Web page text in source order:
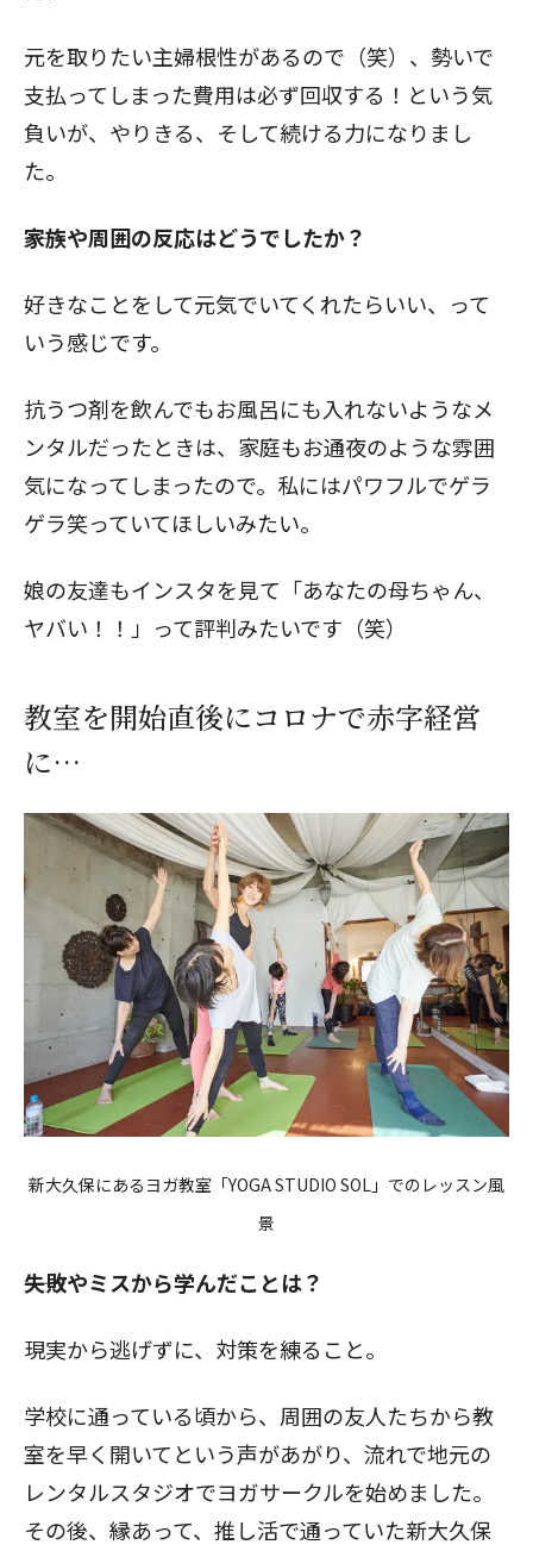
元を取りたい主婦根性があるので（笑）、勢いで
支払ってしまった費用は必ず回収する！という気
負いが、やりきる、そして続ける力になりまし
た。
――家族や周囲の反応はどうでしたか？
好きなことをして元気でいてくれたらいい、って
いう感じです。
抗うつ剤を飲んでもお風呂にも入れないようなメ
ンタルだったときは、家庭もお通夜のような雰囲
気になってしまったので。私にはパワフルでゲラ
ゲラ笑っていてほしいみたい。
娘の友達もインスタを見て「あなたの母ちゃん、
ヤバい！！」って評判みたいです（笑）
教室を開始直後にコロナで赤字経営
に…
新大久保にあるヨガ教室「YOGA STUDIO SOL 」でのレッスン風
景
――失敗やミスから学んだことは？
現実から逃げずに、対策を練ること。
学校に通っている頃から、周囲の友人たちから教
室を早く開いてという声があがり、流れで地元の
レンタルスタジオでヨガサークルを始めました。
その後、縁あって、推し活で通っていた新大久保